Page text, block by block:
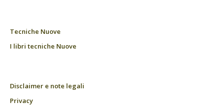
Tecniche Nuove
I libri tecniche Nuove
Disclaimer e note legali
Privacy